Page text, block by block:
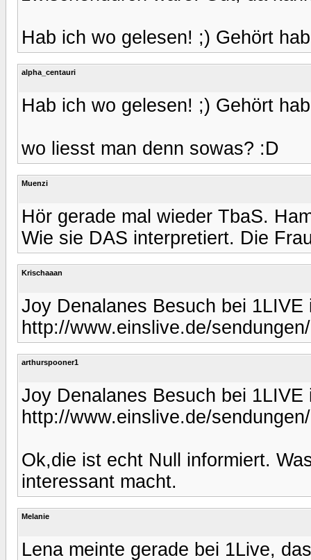
Hab ich wo gelesen! ;) Gehört
alpha_centauri
Hab ich wo gelesen! ;) Gehört
wo liesst man denn sowas? :D
Muenzi
Hör gerade mal wieder TbaS.
Wie sie DAS interpretiert. Die
Krischaaan
Joy Denalanes Besuch bei
http://www.einslive.de/
arthurspooner1
Joy Denalanes Besuch bei
http://www.einslive.de/
Ok,die ist echt Null informiert.
interessant macht.
Melanie
Lena meinte gerade bei 1Live,